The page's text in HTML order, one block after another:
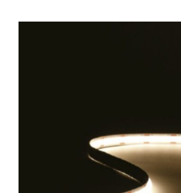
ESTE
PRODUCTO
TIENE
MÚLTIPLES
VARIANTES.